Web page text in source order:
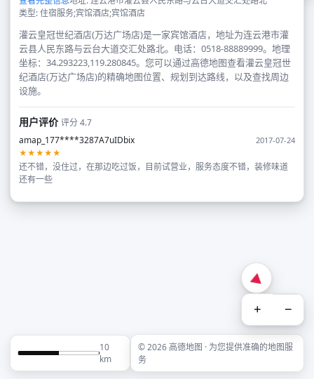
类型: 住宿服务;宾馆酒店;宾馆酒店
灌云皇冠世纪酒店(万达广场店)是一家宾馆酒店，地址为连云港市灌
云县人民东路与云台大道交汇处路北。电话：0518-88889999。地理
坐标：34.293223,119.280845。您可以通过高德地图查看灌云皇冠世
纪酒店(万达广场店)的精确地图位置、规划到达路线，以及查找周边
设施。
用户评价评分 4.7
amap_177****3287A7uIDbix
2017-07-24
★★★★★
还不错，没住过，在那边吃过饭，目前试营业，服务态度不错，装修味道
还有一些
+ −
10
km
© 2026 高德地图 · 为您提供准确的地图服
务